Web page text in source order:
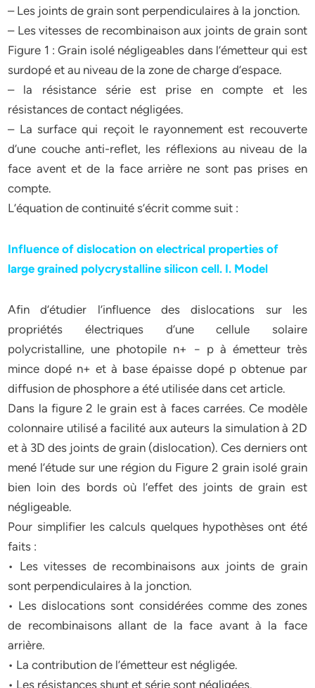
– Les joints de grain sont perpendiculaires à la jonction.
– Les vitesses de recombinaison aux joints de grain sont
Figure 1 : Grain isolé négligeables dans l’émetteur qui est
surdopé et au niveau de la zone de charge d’espace.
– la résistance série est prise en compte et les
résistances de contact négligées.
– La surface qui reçoit le rayonnement est recouverte
d’une couche anti-reflet, les réflexions au niveau de la
face avent et de la face arrière ne sont pas prises en
compte.
L’équation de continuité s’écrit comme suit :
Influence of dislocation on electrical properties of
large grained polycrystalline silicon cell. I. Model
Afin d’étudier l’influence des dislocations sur les
propriétés électriques d’une cellule solaire
polycristalline, une photopile n+ − p à émetteur très
mince dopé n+ et à base épaisse dopé p obtenue par
diffusion de phosphore a été utilisée dans cet article.
Dans la figure 2 le grain est à faces carrées. Ce modèle
colonnaire utilisé a facilité aux auteurs la simulation à 2D
et à 3D des joints de grain (dislocation). Ces derniers ont
mené l’étude sur une région du Figure 2 grain isolé grain
bien loin des bords où l’effet des joints de grain est
négligeable.
Pour simplifier les calculs quelques hypothèses ont été
faits :
• Les vitesses de recombinaisons aux joints de grain
sont perpendiculaires à la jonction.
• Les dislocations sont considérées comme des zones
de recombinaisons allant de la face avant à la face
arrière.
• La contribution de l’émetteur est négligée.
• Les résistances shunt et série sont négligées.